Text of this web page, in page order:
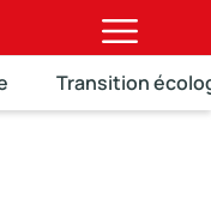
Transition